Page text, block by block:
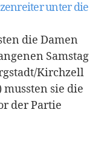
unter die
die Damen
Samstag
Kirchzell
sie die
der Partie
einer
etwas zu